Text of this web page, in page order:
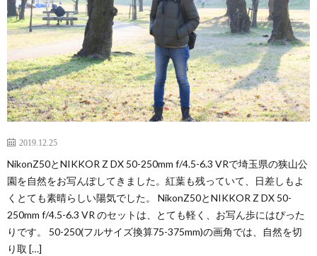
2019.12.25
NikonZ50とNIKKOR Z DX 50-250mm f/4.5-6.3 VRで埼玉県の狭山公
園を自然をお写んぽしてきました。紅葉も残っていて、日差しもよ
くとても素晴らしい陽気でした。 NikonZ50とNIKKOR Z DX 50-
250mm f/4.5-6.3 VR のセットは、とても軽く、お写ん歩にはぴった
りです。 50-250(フルサイズ換算75-375mm)の画角では、自然を切
り取 […]